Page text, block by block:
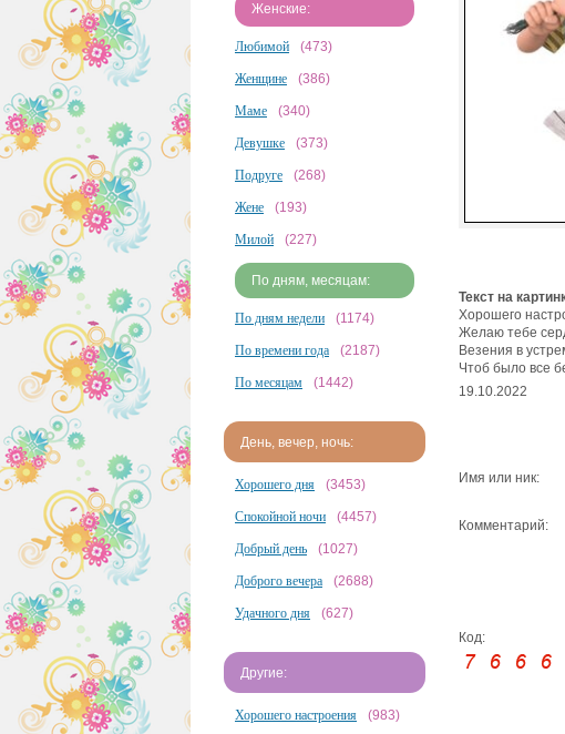
Женские:
Любимой (473)
Женщине (386)
Маме (340)
Девушке (373)
Подруге (268)
Жене (193)
Милой (227)
По дням, месяцам:
По дням недели (1174)
По времени года (2187)
По месяцам (1442)
День, вечер, ночь:
Хорошего дня (3453)
Спокойной ночи (4457)
Добрый день (1027)
Доброго вечера (2688)
Удачного дня (627)
Другие:
Хорошего настроения (983)
Текст на
Хорошего
Желаю тебе
Везения в
Чтоб было все
19.10.2022
Имя или ник:
Комментарий:
Код: